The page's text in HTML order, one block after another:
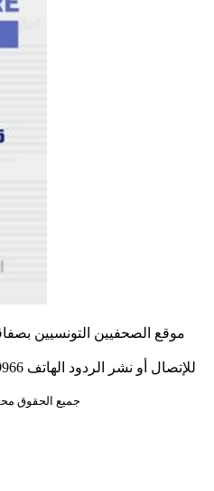
موقع الصحفيين التونسيين
جميع الحقوق